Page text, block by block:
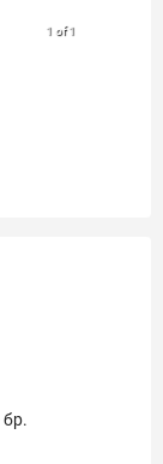
1 of 1
бр.